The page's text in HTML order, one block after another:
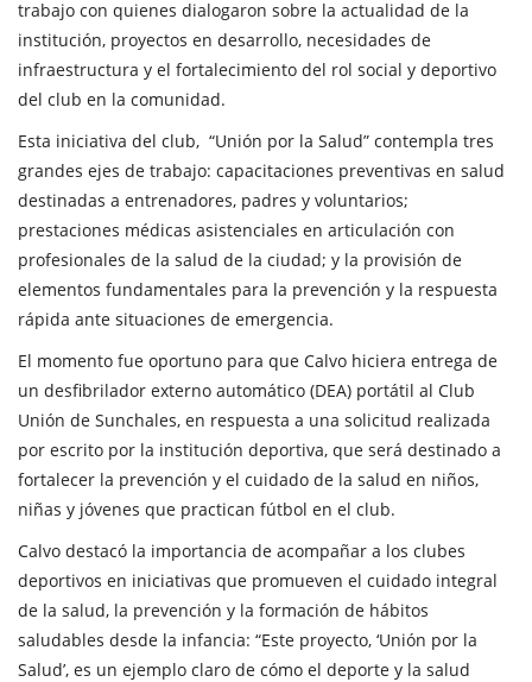
trabajo con quienes dialogaron sobre la actualidad de la
institución, proyectos en desarrollo, necesidades de
infraestructura y el fortalecimiento del rol social y deportivo
del club en la comunidad.
Esta iniciativa del club, “Unión por la Salud” contempla tres
grandes ejes de trabajo: capacitaciones preventivas en salud
destinadas a entrenadores, padres y voluntarios;
prestaciones médicas asistenciales en articulación con
profesionales de la salud de la ciudad; y la provisión de
elementos fundamentales para la prevención y la respuesta
rápida ante situaciones de emergencia.
El momento fue oportuno para que Calvo hiciera entrega de
un desfibrilador externo automático (DEA) portátil al Club
Unión de Sunchales, en respuesta a una solicitud realizada
por escrito por la institución deportiva, que será destinado a
fortalecer la prevención y el cuidado de la salud en niños,
niñas y jóvenes que practican fútbol en el club.
Calvo destacó la importancia de acompañar a los clubes
deportivos en iniciativas que promueven el cuidado integral
de la salud, la prevención y la formación de hábitos
saludables desde la infancia: “Este proyecto, ‘Unión por la
Salud’, es un ejemplo claro de cómo el deporte y la salud